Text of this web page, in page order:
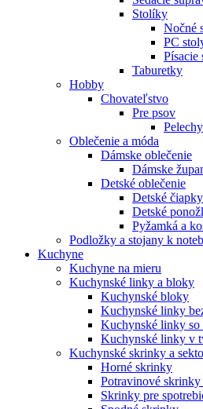
Stolíky
Nočné
PC
Písacie
Taburetky
Hobby
Chovateľstvo
Pre psov
Oblečenie a móda
Dámske oblečenie
Dámske
Detské oblečenie
Detské čiapky
Detské
Pyžamká a
Podložky a stojany k
Kuchyne
Kuchyne na mieru
Kuchynské linky a bloky
Kuchynské bloky
Kuchynské linky
Kuchynské linky so
Kuchynské linky v
Kuchynské skrinky a
Horné skrinky
Potravinové
Skrinky pre